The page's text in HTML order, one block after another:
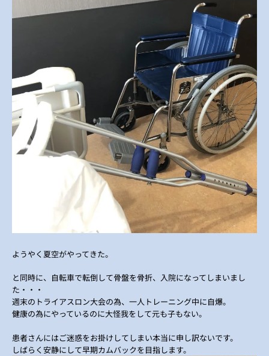
ようやく夏空がやってきた。
と同時に、自転車で転倒して骨盤を骨折、入院になってしまいまし
た・・・
週末のトライアスロン大会の為、一人トレーニング中に自爆。
健康の為にやっているのに大怪我をして元も子もない。
患者さんにはご迷惑をお掛けしてしまい本当に申し訳ないです。
しばらく安静にして早期カムバックを目指します。